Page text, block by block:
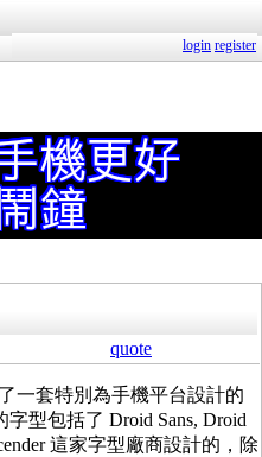
login register
quote
一套特別為手機平台設計的
字型包括了 Droid Sans, Droid
這家字型廠商設計的，除